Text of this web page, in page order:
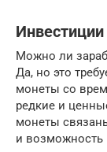
Можно ли
Да, но это
монеты со
редкие и
монеты
и возможность